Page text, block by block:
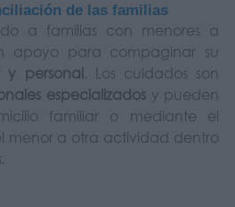
de las familias
a familias con menores a
apoyo para compaginar su
y personal. Los cuidados son
especializadosy pueden
familiar o mediante el
menor a otra actividad dentro
.